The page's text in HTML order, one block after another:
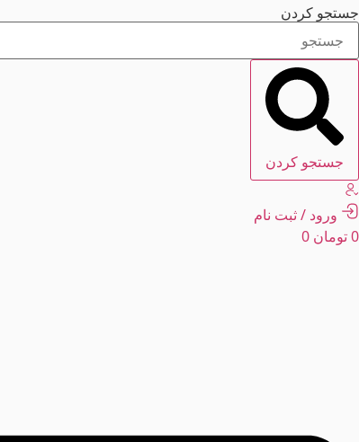
پرش
محتوا
جستجو کردن
جستجو کردن
ورود / ثبت نام
0تومان 0